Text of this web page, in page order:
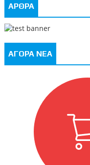
ΑΡΘΡΑ
ΑΓΟΡΑ ΝΕΑ